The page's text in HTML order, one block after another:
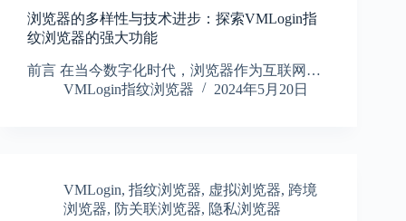
浏览器的多样性与技术进步：探索VMLogin指
纹浏览器的强大功能
前言 在当今数字化时代，浏览器作为互联网…
VMLogin指纹浏览器
2024年5月20日
VMLogin, 指纹浏览器, 虚拟浏览器, 跨境
浏览器, 防关联浏览器, 隐私浏览器